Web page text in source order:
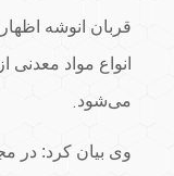
قربان انوشه
انواع مواد
می‌شود.
وی بیان کرد: در